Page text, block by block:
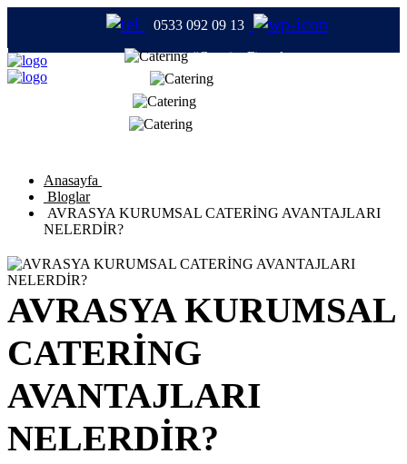
0533 092 09 13
#CateringFirmaları
Anasayfa
Bloglar
AVRASYA KURUMSAL CATERİNG AVANTAJLARI
NELERDİR?
AVRASYA KURUMSAL
CATERİNG
AVANTAJLARI
NELERDİR?